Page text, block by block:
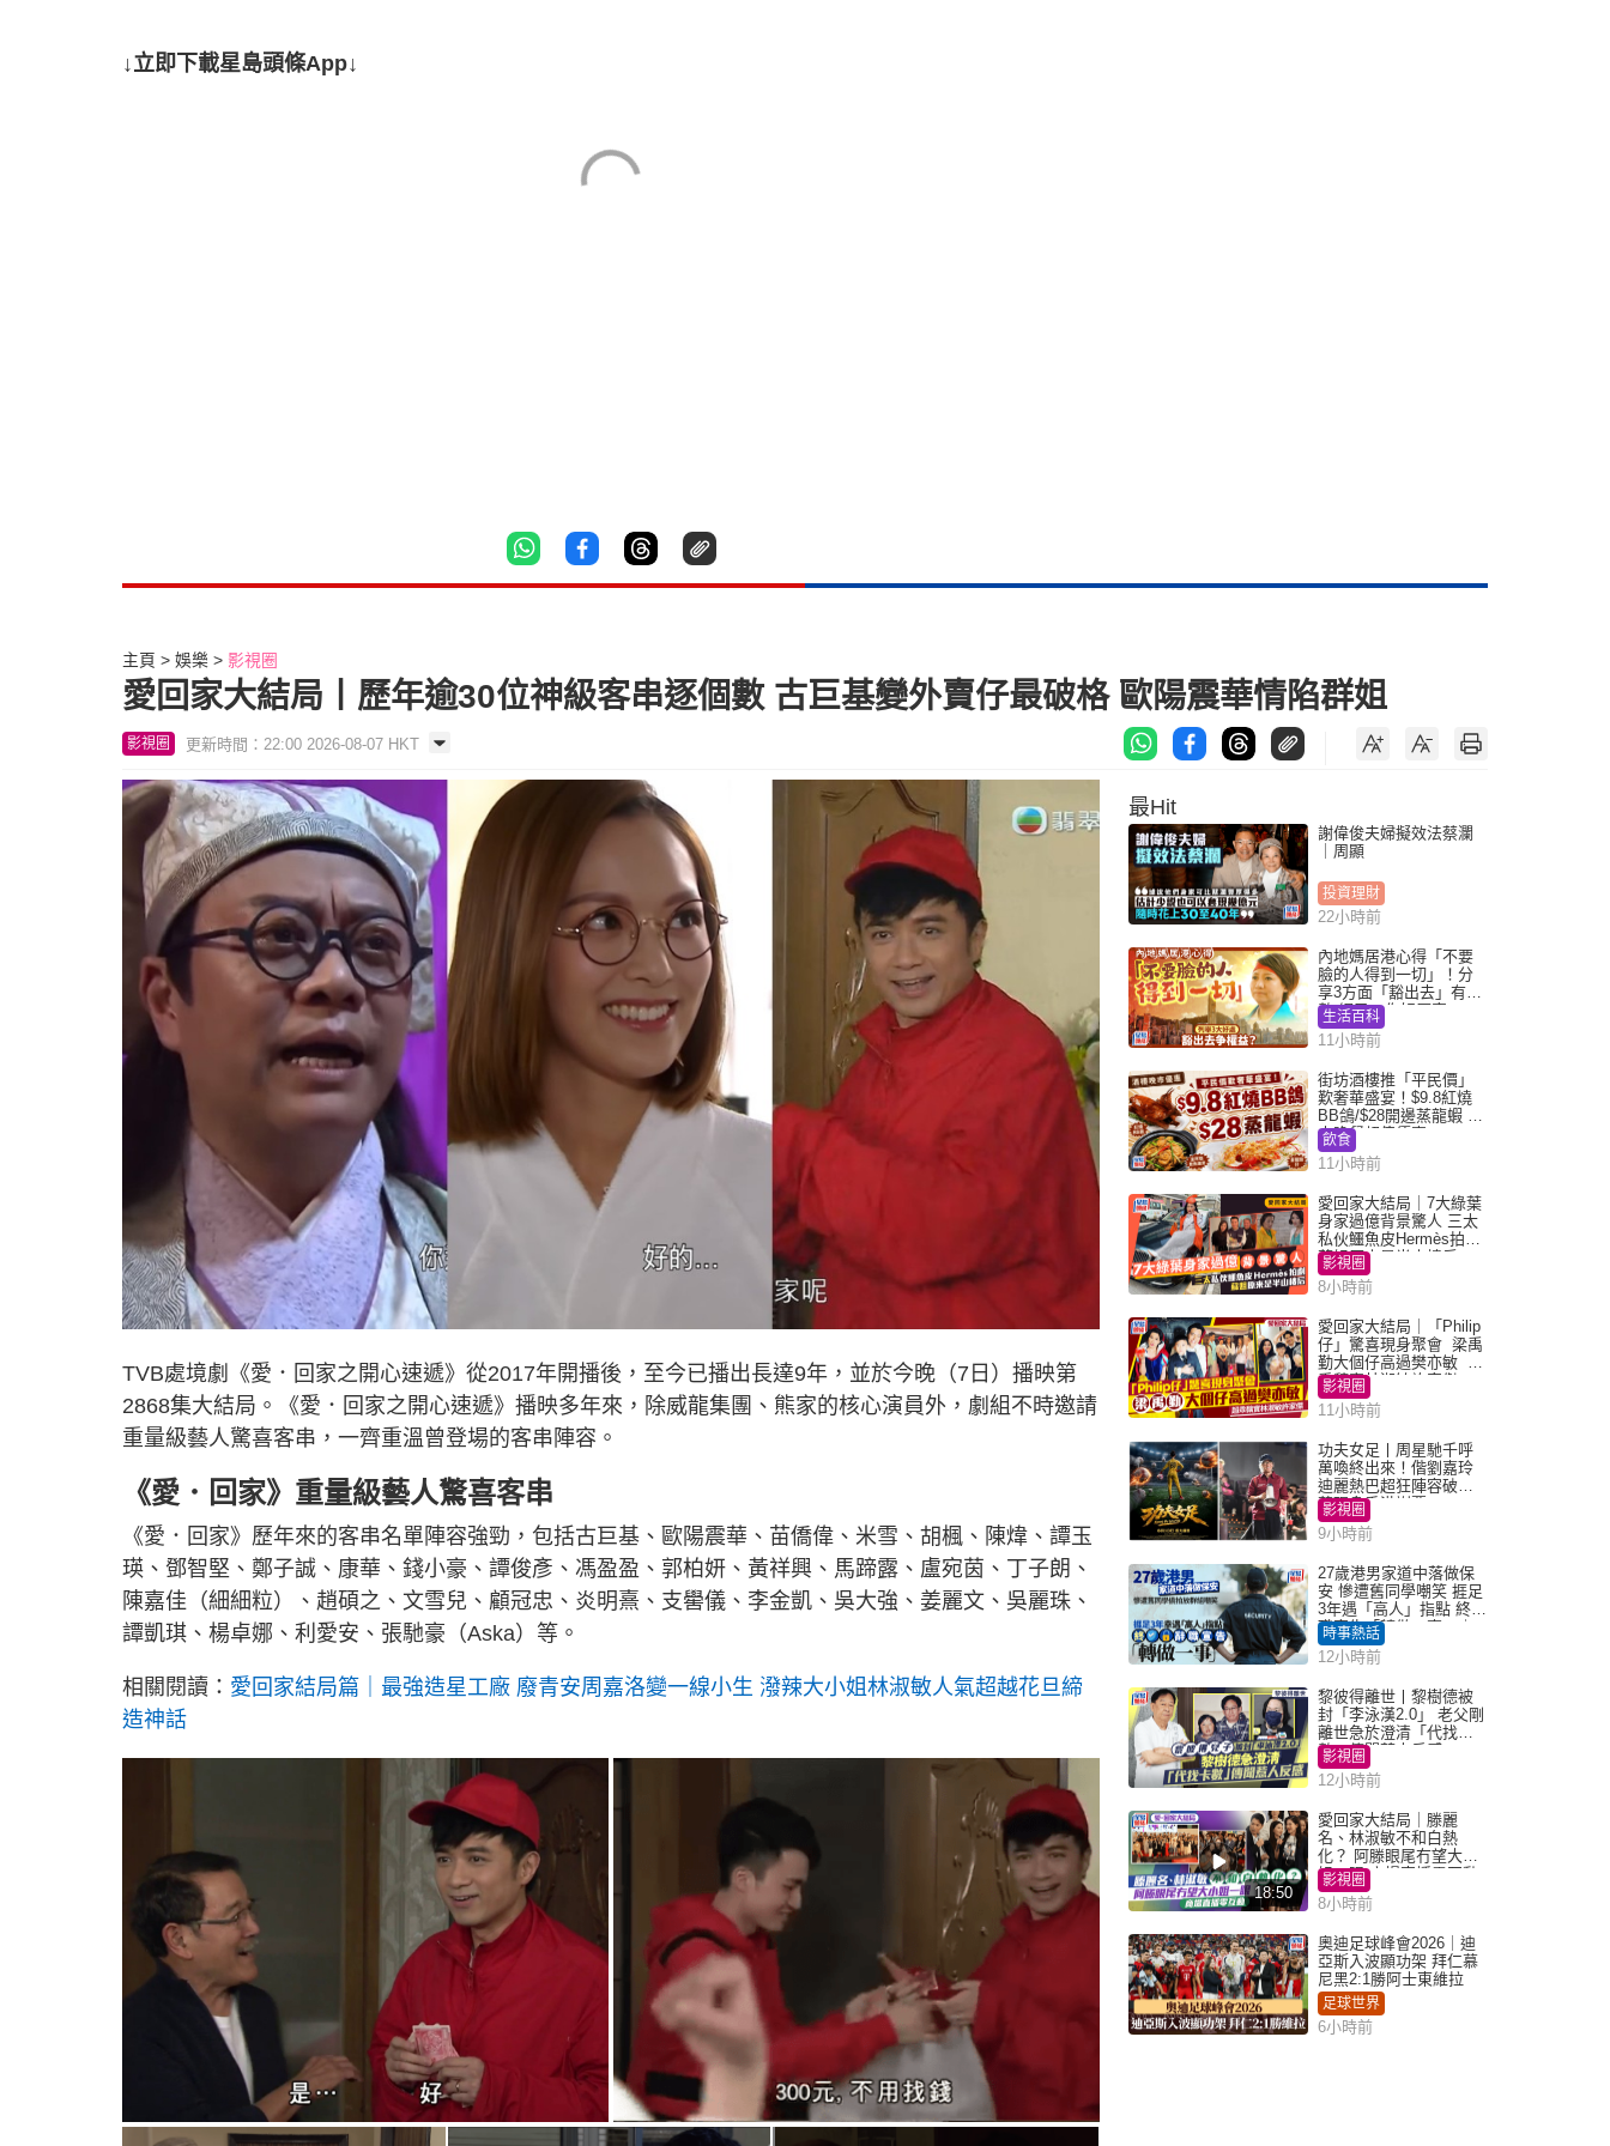
↓立即下載星島頭條App↓
主頁 娛樂 影視圈
愛回家大結局丨歷年逾30位神級客串逐個數 古巨基變外賣仔最破格 歐陽震華情陷群姐
影視圈 更新時間：22:00 2026-08-07 HKT
TVB處境劇《愛．回家之開心速遞》從2017年開播後，至今已播出長達9年，並於今晚（7日）播映第
2868集大結局。《愛．回家之開心速遞》播映多年來，除威龍集團、熊家的核心演員外，劇組不時邀請
重量級藝人驚喜客串，一齊重溫曾登場的客串陣容。
《愛．回家》重量級藝人驚喜客串
《愛．回家》歷年來的客串名單陣容強勁，包括古巨基、歐陽震華、苗僑偉、米雪、胡楓、陳煒、譚玉
瑛、鄧智堅、鄭子誠、康華、錢小豪、譚俊彥、馮盈盈、郭柏妍、黃祥興、馬蹄露、盧宛茵、丁子朗、
陳嘉佳（細細粒）、趙碩之、文雪兒、顧冠忠、炎明熹、支嚳儀、李金凱、吳大強、姜麗文、吳麗珠、
譚凱琪、楊卓娜、利愛安、張馳豪（Aska）等。
相關閱讀： 愛回家結局篇｜最強造星工廠 廢青安周嘉洛變一線小生 潑辣大小姐林淑敏人氣超越花旦締
造神話
最Hit
謝偉俊夫婦擬效法蔡瀾
｜周顯
投資理財
22小時前
內地媽居港心得「不要
臉的人得到一切」！分
享3方面「豁出去」有著
數 網民：你好厲害
生活百科
11小時前
街坊酒樓推「平民價」
歎奢華盛宴！$9.8紅燒
BB鴿/$28開邊蒸龍蝦 3
大晚餐超值優惠
飲食
11小時前
愛回家大結局｜7大綠葉
身家過億背景驚人 三太
私伙鱷魚皮Hermès拍劇
蘇姐原來是半山樓后
影視圈
8小時前
愛回家大結局｜「Philip
仔」驚喜現身聚會 梁禹
勤大個仔高過樊亦敏 超
乖黐實林淑敏許家傑
影視圈
11小時前
功夫女足丨周星馳千呼
萬喚終出來！偕劉嘉玲
迪麗熱巴超狂陣容破天
荒現身香港謝票
影視圈
9小時前
27歲港男家道中落做保
安 慘遭舊同學嘲笑 捱足
3年遇「高人」指點 終辭
職宣告「轉做一事」｜
Juicy叮
時事熱話
12小時前
黎彼得離世丨黎樹德被
封「李泳漢2.0」 老父剛
離世急於澄清「代找卡
數」傳聞惹人反感
影視圈
12小時前
18:50
愛回家大結局｜滕麗
名、林淑敏不和白熱
化？ 阿滕眼尾冇望大小
姐一眼 商場直播零互動
影視圈
8小時前
奧迪足球峰會2026｜迪
亞斯入波顯功架 拜仁慕
尼黑2:1勝阿士東維拉
足球世界
6小時前